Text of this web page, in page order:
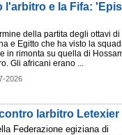
e la Fifa:
della partita degli ottavi di
e Egitto che ha visto la
in rimonta su quella di
Gli africani erano ...
2026
larbitro Letexier
Federazione egiziana di